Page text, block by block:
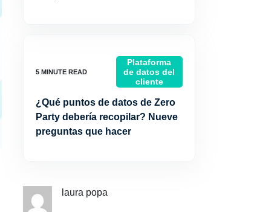
Plataforma
de datos del
cliente
¿Qué puntos de datos de Zero
Party debería recopilar? Nueve
preguntas que hacer
laura popa